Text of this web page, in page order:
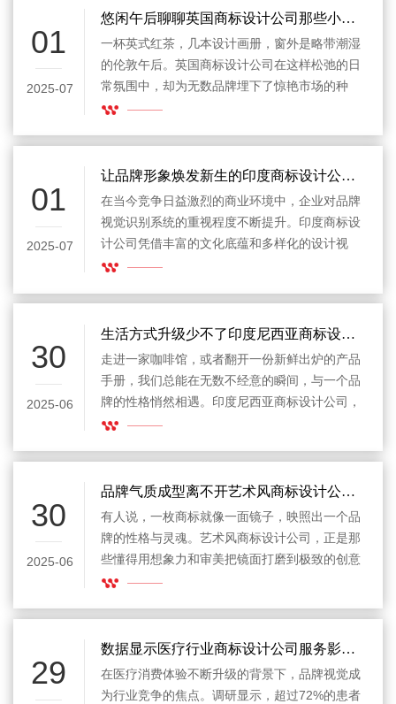
平台、跨生态的数字资产，直接关系到品牌的未
来竞争力。无论是初创企业还是大型集团，都迫
切需要专业的元宇宙商标设计公司，来打造既具
辨识度又符合数字规范的全新标识系统。
01
2025-07
悠闲午后聊聊英国商标设计公司那些小秘密
一杯英式红茶，几本设计画册，窗外是略带潮湿
的伦敦午后。英国商标设计公司在这样松弛的日
常氛围中，却为无数品牌埋下了惊艳市场的种
子。或许你对商标设计的印象，还停留在冷冰冰
在英国，很多设计工作室正在以一种更接近生活
的方式，把商标打造成企业与人们情感联结的符
号。
01
2025-07
让品牌形象焕发新生的印度商标设计公司解析
在当今竞争日益激烈的商业环境中，企业对品牌
视觉识别系统的重视程度不断提升。印度商标设
计公司凭借丰富的文化底蕴和多样化的设计视
角，成为越来越多本土企业和跨国品牌青睐的合
它在法律上保护企业权益，更在消费者心中建立
起独特的信任感和联想。
30
2025-06
生活方式升级少不了印度尼西亚商标设计公司助力
走进一家咖啡馆，或者翻开一份新鲜出炉的产品
手册，我们总能在无数不经意的瞬间，与一个品
牌的性格悄然相遇。印度尼西亚商标设计公司，
正在用一份份精心打磨的作品，把这种看似寻常
户心里拥有更温柔也更真实的存在感。
30
2025-06
品牌气质成型离不开艺术风商标设计公司助力
有人说，一枚商标就像一面镜子，映照出一个品
牌的性格与灵魂。艺术风商标设计公司，正是那
些懂得用想象力和审美把镜面打磨到极致的创意
工匠。他们擅长把看似普通的符号与文字，悄悄
事里最耐人寻味的一句台词。
29
数据显示医疗行业商标设计公司服务影响品牌选择
在医疗消费体验不断升级的背景下，品牌视觉成
为行业竞争的焦点。调研显示，超过72%的患者